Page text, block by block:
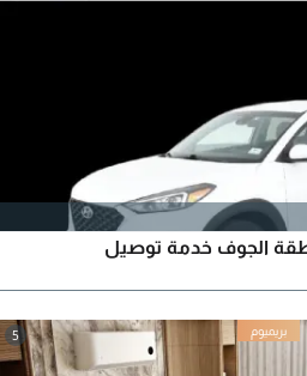
الجوف خدمة توصيل
5